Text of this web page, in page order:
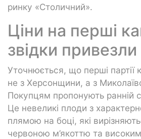
ринку «Столичний».
Ціни на перші
звідки привезли
Уточнюється, що перші партії
не з Херсонщини, а з
Покупцям пропонують ранній
Це невеликі плоди з
плямою на боці, які
червоною м’якоттю та